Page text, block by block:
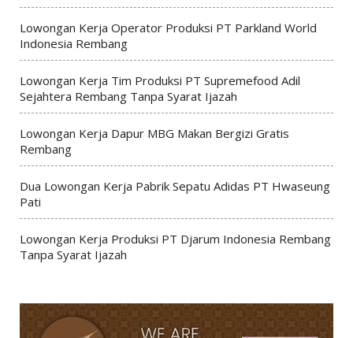
Lowongan Kerja Operator Produksi PT Parkland World
Indonesia Rembang
Lowongan Kerja Tim Produksi PT Supremefood Adil
Sejahtera Rembang Tanpa Syarat Ijazah
Lowongan Kerja Dapur MBG Makan Bergizi Gratis
Rembang
Dua Lowongan Kerja Pabrik Sepatu Adidas PT Hwaseung
Pati
Lowongan Kerja Produksi PT Djarum Indonesia Rembang
Tanpa Syarat Ijazah